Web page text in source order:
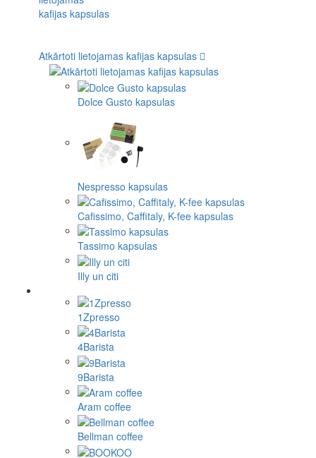
Atkārtoti lietojamas kafijas kapsulas
Dolce Gusto kapsulas
Nespresso kapsulas
Cafissimo, Caffitaly, K-fee kapsulas
Tassimo kapsulas
Illy un citi
1Zpresso
4Barista
9Barista
Aram coffee
Bellman coffee